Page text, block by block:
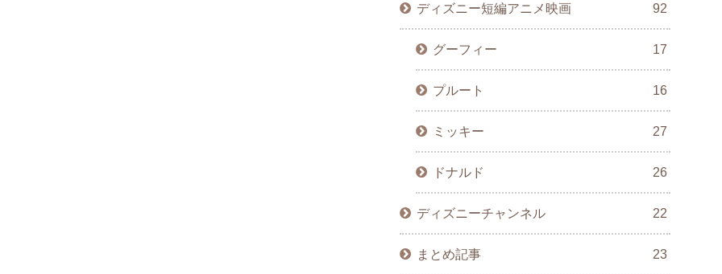
ディズニー短編アニメ映画 92
グーフィー 17
プルート 16
ミッキー 27
ドナルド 26
ディズニーチャンネル 22
まとめ記事 23